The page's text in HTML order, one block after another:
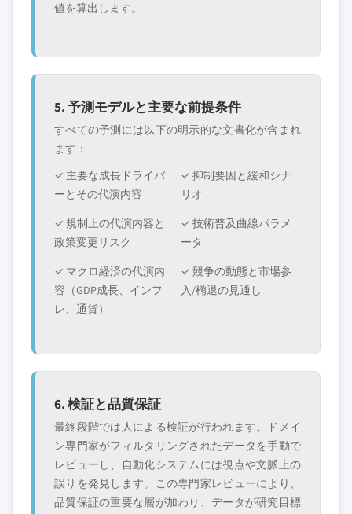
値を算出します。
5. 予測モデルと主要な前提条件
すべての予測には以下の明示的な文書化が含まれ
ます：
✓ 主要な成長ドライバ
ーとその代演内容
✓ 抑制要因と緩和シナ
リオ
✓ 規制上の代演内容と
政策変更リスク
✓ 技術普及曲線パラメ
ータ
✓ マクロ経済の代演内
容（GDP成長、インフ
レ、通貨）
✓ 競争の動態と市場参
入/椭退の見通し
6. 検証と品質保証
最終段階では人による検証が行われます。ドメイ
ン専門家がフィルタリングされたデータを手動で
レビューし、自動化システムには視点や文脈上の
誤りを発見します。この専門家レビューにより、
品質保証の重要な層が加わり、データが研究目標